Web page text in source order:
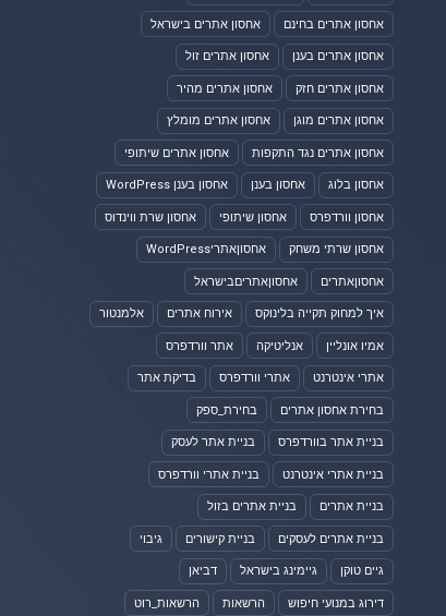
אחסון אתרים בחינם אחסון אתרים בישראל
אחסון אתרים בענן אחסון אתרים זול
אחסון אתרים חזק אחסון אתרים מהיר
אחסון אתרים מוגן אחסון אתרים מומלץ
אחסון אתרים נגד התקפות אחסון אתרים שיתופי
אחסון בלוג אחסון בענן אחסון בענן WordPress
אחסון וורדפרס אחסון שיתופי אחסון שרת ווינדוס
אחסון שרתי משחק אחסוןאתריWordPress
אחסוןאתרים אחסוןאתריםבישראל
איך למחוק תקייה בלינוקס אירוח אתרים אלמנטור
אמיו אונליין אנליטיקה אתר וורדפרס
אתרי אינטרנט אתרי וורדפרס בדיקת אתר
בחירת אחסון אתרים בחירת_ספק
בניית אתר בוורדפרס בניית אתר לעסק
בניית אתרי אינטרנט בניית אתרי וורדפרס
בניית אתרים בניית אתרים בזול
בניית אתרים לעסקים בניית קישורים גיבוי
גיים טוקן גיימינג בישראל דביאן
דירוג במנועי חיפוש הרשאות הרשאות_רוט